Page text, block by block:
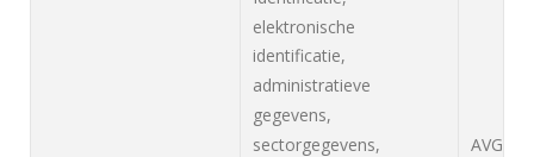
elektronische
identificatie,
administratieve
gegevens,
sectorgegevens,
AVG,